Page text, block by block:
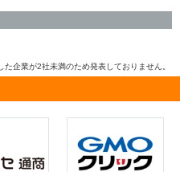
企業が2社未満のため発表しておりません。